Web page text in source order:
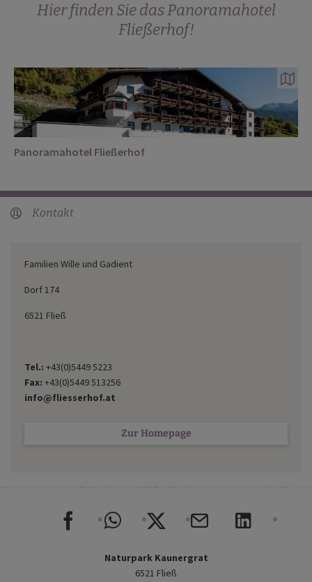
Hier finden Sie das Panoramahotel
Fließerhof!
Panoramahotel Fließerhof
user Kontakt
Familien Wille und Gadient
Dorf 174
6521 Fließ
Tel.: +43(0)5449 5223
Fax: +43(0)5449 513256
info@fliesserhof.at
Zur Homepage
Naturpark Kaunergrat
6521 Fließ